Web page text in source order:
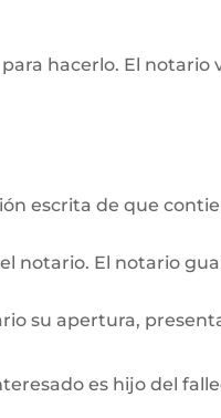
hacerlo. El notario
escrita de que
notario. El notario
su apertura,
es hijo del